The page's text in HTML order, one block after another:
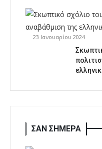
23 Ιανουαρίου 2024
ΣΑΝ ΣΗΜΕΡΑ